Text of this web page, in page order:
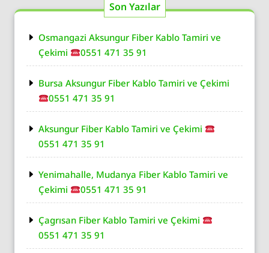
Son Yazılar
Osmangazi Aksungur Fiber Kablo Tamiri ve
Çekimi
0551 471 35 91
Bursa Aksungur Fiber Kablo Tamiri ve Çekimi
0551 471 35 91
Aksungur Fiber Kablo Tamiri ve Çekimi
0551 471 35 91
Yenimahalle, Mudanya Fiber Kablo Tamiri ve
Çekimi
0551 471 35 91
Çagrısan Fiber Kablo Tamiri ve Çekimi
0551 471 35 91